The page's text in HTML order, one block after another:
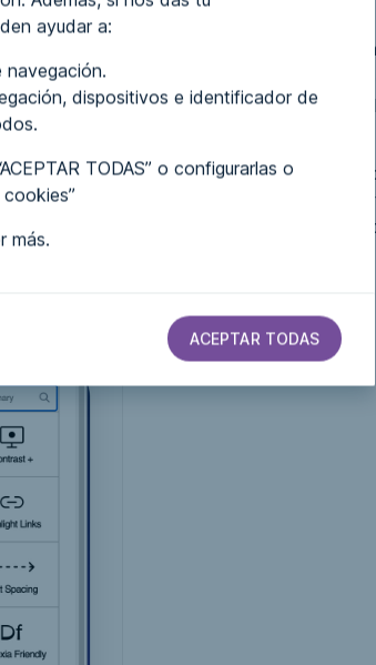
ayudar a:
navegación.
dispositivos e identificador de
TODAS” o configurarlas o
más.
ACEPTAR TODAS
que pretendían ofrecer un
que promovían el
cumplimiento
y por exagerar su utilidad para las
controles de interfaz de usuario, se
este tipo pasarían a añadir
que
controles para modificar las características
aumentar el tamaño de la fuente